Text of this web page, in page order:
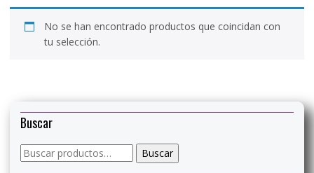
No se han encontrado productos que coincidan con
tu selección.
Buscar
Buscar
por:
Buscar